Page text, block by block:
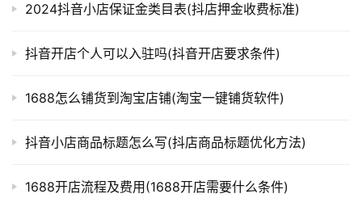
2024抖音小店保证金类目表(抖店押金收费标准)
抖音开店个人可以入驻吗(抖音开店要求条件)
1688怎么铺货到淘宝店铺(淘宝一键铺货软件)
抖音小店商品标题怎么写(抖店商品标题优化方法)
1688开店流程及费用(1688开店需要什么条件)